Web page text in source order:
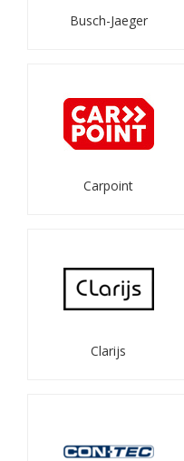
Busch-Jaeger
Carpoint
Clarijs